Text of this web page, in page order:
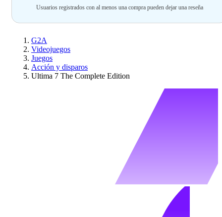
Usuarios registrados con al menos una compra pueden dejar una reseña
G2A
Videojuegos
Juegos
Acción y disparos
Ultima 7 The Complete Edition